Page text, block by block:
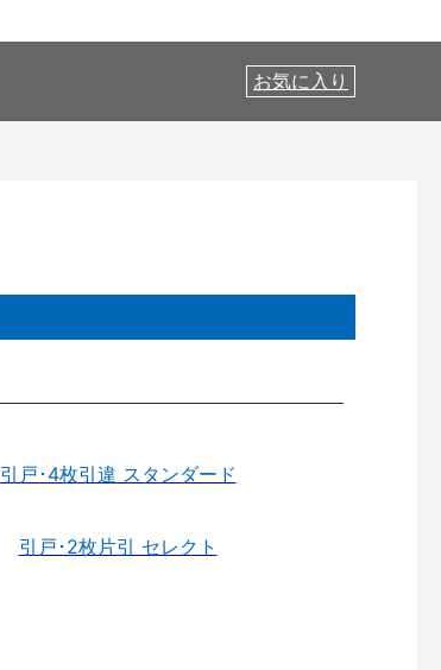
お気に入り
引戸･4枚引違 スタンダード
引戸･2枚片引 セレクト